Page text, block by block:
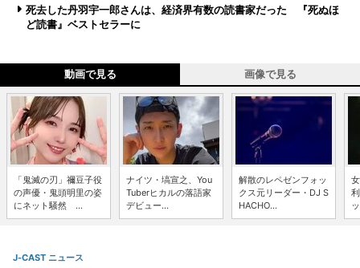
死去した丹羽宇一郎さんは、経済界有数の読書家だった 『死ぬほ
ど読書』ベストセラーに
動画で見る 画像で見る
「鬼滅の刃」禰豆子役
の声優・鬼頭明里の姿
にネット騒然 ...
ナイツ・塙宣之、You
Tuberヒカルの落語家
デビュー...
解散のレペゼンフォッ
クス元リーダー・DJ S
HACHO...
J-CAST ニュース